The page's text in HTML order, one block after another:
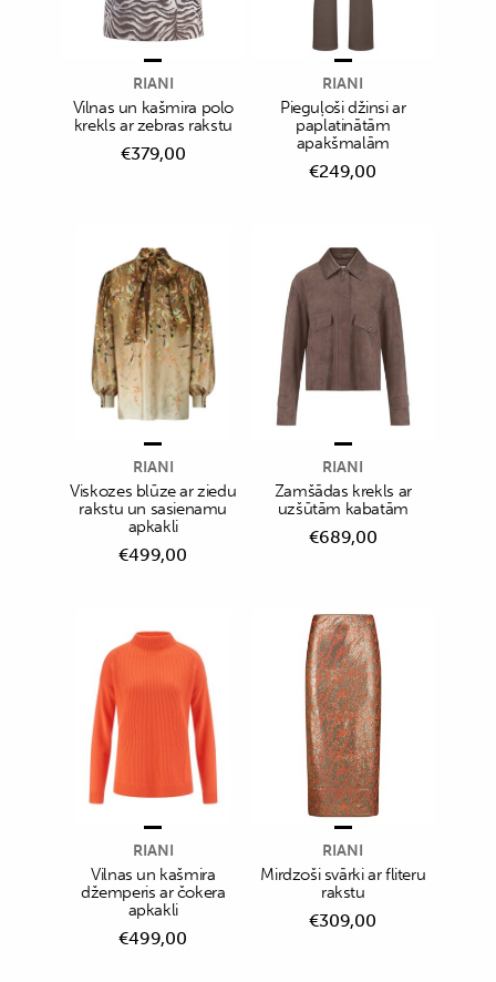
RIANI
Vilnas un kašmira polo
krekls ar zebras rakstu
€379,00
RIANI
Pieguļoši džinsi ar
paplatinātām
apakšmalām
€249,00
RIANI
Viskozes blūze ar ziedu
rakstu un sasienamu
apkakli
€499,00
RIANI
Zamšādas krekls ar
uzšūtām kabatām
€689,00
RIANI
Vilnas un kašmira
džemperis ar čokera
apkakli
€499,00
RIANI
Mirdzoši svārki ar fliteru
rakstu
€309,00